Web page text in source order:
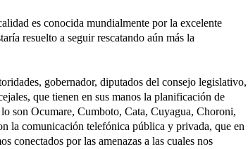
es conocida mundialmente por la excelente
resuelto a seguir rescatando aún más la
gobernador, diputados del consejo legislativo,
que tienen en sus manos la planificación de
son Ocumare, Cumboto, Cata, Cuyagua, Choroni,
la comunicación telefónica pública y privada, que en
conectados por las amenazas a las cuales nos